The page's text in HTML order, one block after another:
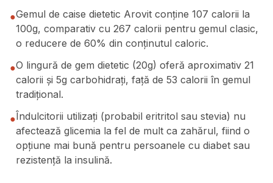
●Gemul de caise dietetic Arovit conține 107 calorii la
100g, comparativ cu 267 calorii pentru gemul clasic,
o reducere de 60% din conținutul caloric.
●O lingură de gem dietetic (20g) oferă aproximativ 21
calorii și 5g carbohidrați, față de 53 calorii în gemul
tradițional.
●Îndulcitorii utilizați (probabil eritritol sau stevia) nu
afectează glicemia la fel de mult ca zahărul, fiind o
opțiune mai bună pentru persoanele cu diabet sau
rezistență la insulină.